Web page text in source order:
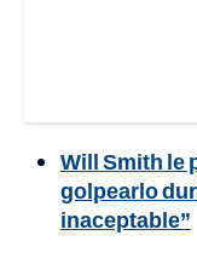
Will Smith le
golpearlo
inaceptable”